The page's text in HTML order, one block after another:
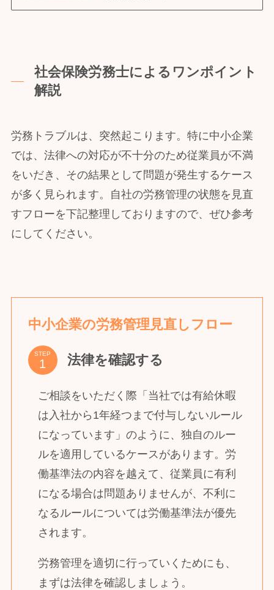
社会保険労務士によるワンポイント
解説
労務トラブルは、突然起こります。特に中小企業
では、法律への対応が不十分のため従業員が不満
をいだき、その結果として問題が発生するケース
が多く見られます。自社の労務管理の状態を見直
すフローを下記整理しておりますので、ぜひ参考
にしてください。
中小企業の労務管理見直しフロー
STEP 法律を確認する
ご相談をいただく際「当社では有給休暇
は入社から1年経つまで付与しないルール
になっています」のように、独自のルー
ルを適用しているケースがあります。労
働基準法の内容を越えて、従業員に有利
になる場合は問題ありませんが、不利に
なるルールについては労働基準法が優先
されます。
労務管理を適切に行っていくためにも、
まずは法律を確認しましょう。